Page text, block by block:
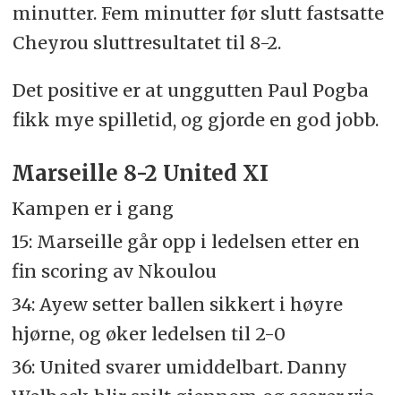
minutter. Fem minutter før slutt fastsatte
Cheyrou sluttresultatet til 8-2.
Det positive er at unggutten Paul Pogba
fikk mye spilletid, og gjorde en god jobb.
Marseille 8-2 United XI
Kampen er i gang
15: Marseille går opp i ledelsen etter en
fin scoring av Nkoulou
34: Ayew setter ballen sikkert i høyre
hjørne, og øker ledelsen til 2-0
36: United svarer umiddelbart. Danny